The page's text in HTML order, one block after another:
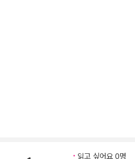
로 유명한 블루 피터 상을 수상했다.
어린이 TV에서 일했던 작가 줄리아
책으로 만들어지면서 동화책을 쓰기
살아 있고, 아이들의 마음을 붙잡는
로 활동하던 악셀 셰플러는 줄리아
십여 개 나라로 번역, 출판되어 세계적
읽고 싶어요 0명